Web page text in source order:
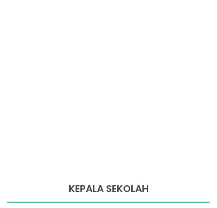
KEPALA SEKOLAH